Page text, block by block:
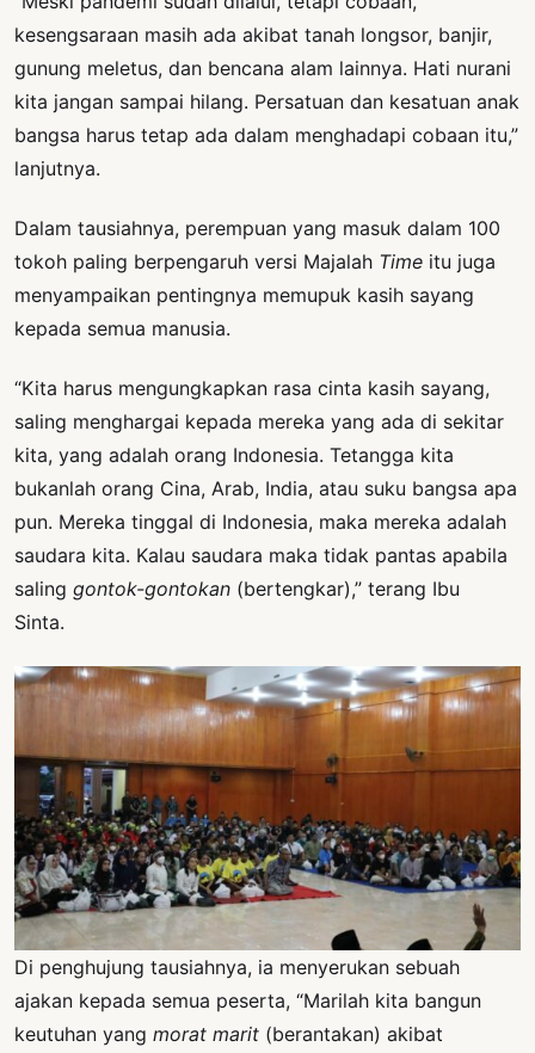
kesengsaraan masih ada akibat tanah longsor, banjir,
gunung meletus, dan bencana alam lainnya. Hati nurani
kita jangan sampai hilang. Persatuan dan kesatuan anak
bangsa harus tetap ada dalam menghadapi cobaan itu,”
lanjutnya.
Dalam tausiahnya, perempuan yang masuk dalam 100
tokoh paling berpengaruh versi Majalah Time itu juga
menyampaikan pentingnya memupuk kasih sayang
kepada semua manusia.
“Kita harus mengungkapkan rasa cinta kasih sayang,
saling menghargai kepada mereka yang ada di sekitar
kita, yang adalah orang Indonesia. Tetangga kita
bukanlah orang Cina, Arab, India, atau suku bangsa apa
pun. Mereka tinggal di Indonesia, maka mereka adalah
saudara kita. Kalau saudara maka tidak pantas apabila
saling gontok-gontokan (bertengkar),” terang Ibu
Sinta.
Di penghujung tausiahnya, ia menyerukan sebuah
ajakan kepada semua peserta, “Marilah kita bangun
keutuhan yang morat marit (berantakan) akibat